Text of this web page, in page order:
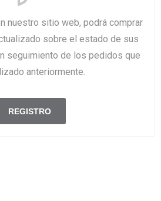
nuestro sitio web, podrá comprar
sobre el estado de sus
seguimiento de los pedidos que
anteriormente.